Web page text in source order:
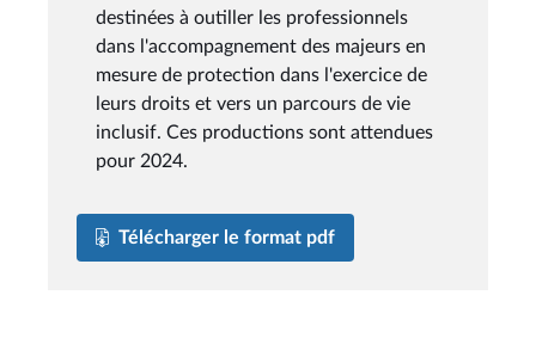
destinées à outiller les professionnels
dans l'accompagnement des majeurs en
mesure de protection dans l'exercice de
leurs droits et vers un parcours de vie
inclusif. Ces productions sont attendues
pour 2024.
Télécharger le format pdf